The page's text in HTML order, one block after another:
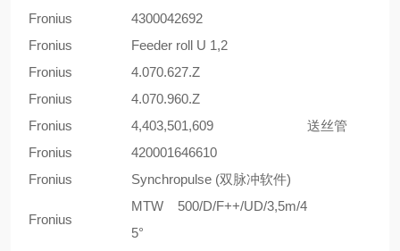
Fronius
4300042692
Fronius
Feeder roll U 1,2
Fronius
4.070.627.Z
Fronius
4.070.960.Z
Fronius
4,403,501,609
送丝管
Fronius
420001646610
Fronius
Synchropulse (双脉冲软件)
Fronius
MTW 500/D/F++/UD/3,5m/4
5°